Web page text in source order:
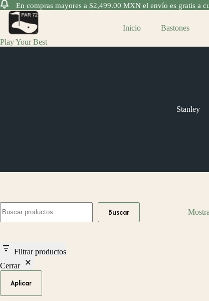
En compras mayores a $2,499.00 MXN el envío es gratis a
Saltar
contenido
Play Your Best
Inicio Bastones
Stanley
Buscar
Filtrar productos
Cerrar
Aplicar